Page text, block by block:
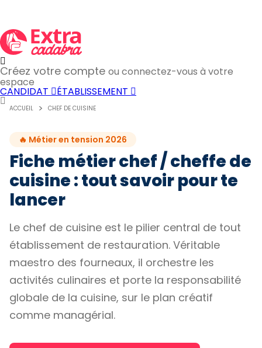
Créez votre compte ou connectez-vous à votre
espace
CANDIDAT ÉTABLISSEMENT
ACCUEIL CHEF DE CUISINE
🔥 Métier en tension 2026
Fiche métier chef / cheffe de
cuisine : tout savoir pour te
lancer
Le chef de cuisine est le pilier central de tout
établissement de restauration. Véritable
maestro des fourneaux, il orchestre les
activités culinaires et porte la responsabilité
globale de la cuisine, sur le plan créatif
comme managérial.